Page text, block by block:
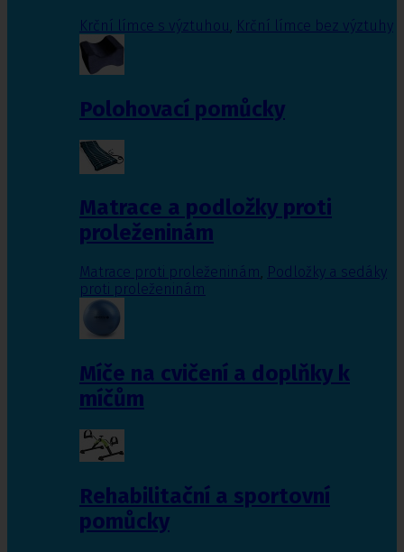
Krční límce s výztuhou Krční límce bez výztuhy
Polohovací pomůcky
Matrace a podložky proti
proleženinám
Matrace proti proleženinám, Podložky a sedáky
proti proleženinám
Míče na cvičení a doplňky k
míčům
Rehabilitační a sportovní
pomůcky